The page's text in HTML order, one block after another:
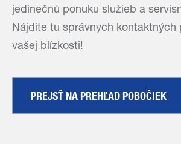
jedinečnú ponuku služieb a
Nájdite tu správnych kontaktných
vašej blízkosti!
PREJSŤ NA PREHĽAD POBOČIEK